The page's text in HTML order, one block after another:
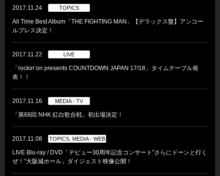
2017.11.24 TOPICS
All Time Best Album「THE FIGHTING MAN」【デラックス盤】アンコー
ルプレス決定！
2017.11.22 LIVE
「rockin’on presents COUNTDOWN JAPAN 17/18」タイムテーブル発
表！！
2017.11.16 MEDIA - TV
「第68回 NHK 紅白歌合戦」初出場決定！
2017.11.08 TOPICS, MEDIA - WEB
LIVE Blu-ray / DVD「デビュー30周年記念コンサート”さらにドーンと行く
ぜ！”大阪城ホール」ダイジェスト映像公開！